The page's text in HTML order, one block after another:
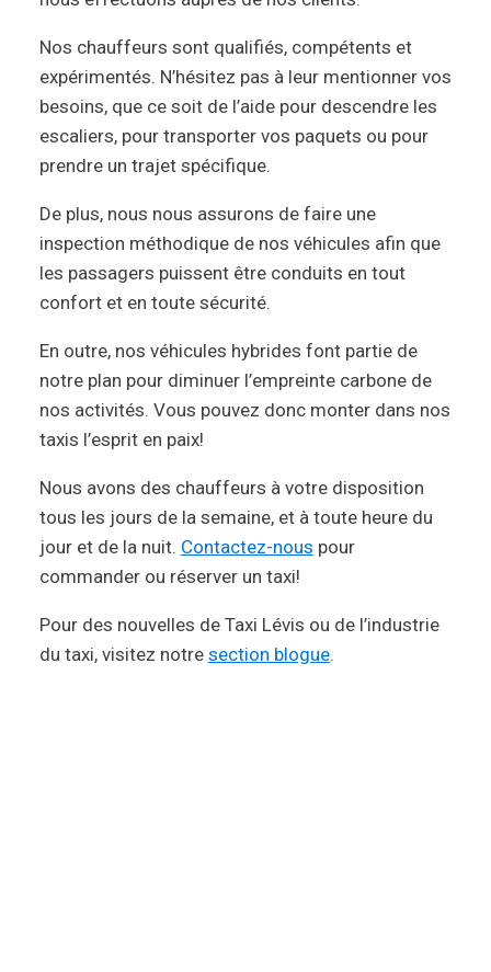
Nos chauffeurs sont qualifiés, compétents et
expérimentés. N’hésitez pas à leur mentionner vos
besoins, que ce soit de l’aide pour descendre les
escaliers, pour transporter vos paquets ou pour
prendre un trajet spécifique.
De plus, nous nous assurons de faire une
inspection méthodique de nos véhicules afin que
les passagers puissent être conduits en tout
confort et en toute sécurité.
En outre, nos véhicules hybrides font partie de
notre plan pour diminuer l’empreinte carbone de
nos activités. Vous pouvez donc monter dans nos
taxis l’esprit en paix!
Nous avons des chauffeurs à votre disposition
tous les jours de la semaine, et à toute heure du
jour et de la nuit. Contactez-nous pour
commander ou réserver un taxi!
Pour des nouvelles de Taxi Lévis ou de l’industrie
du taxi, visitez notre section blogue.